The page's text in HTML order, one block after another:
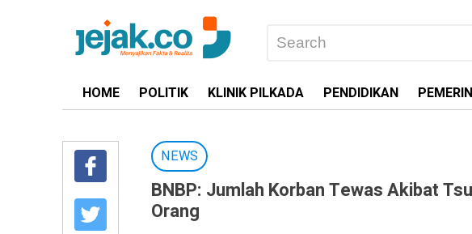
HOME POLITIK KLINIK PILKADA PENDIDIKAN
NEWS
BNBP: Jumlah Korban Tewas Akibat
Orang